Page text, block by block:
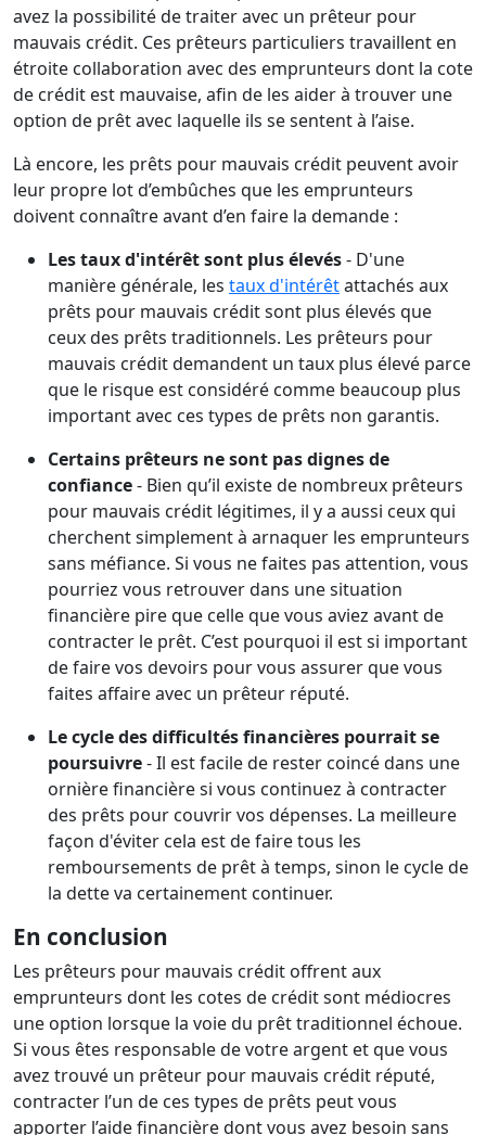
avez la possibilité de traiter avec un prêteur pour
mauvais crédit. Ces prêteurs particuliers travaillent en
étroite collaboration avec des emprunteurs dont la cote
de crédit est mauvaise, afin de les aider à trouver une
option de prêt avec laquelle ils se sentent à l’aise.
Là encore, les prêts pour mauvais crédit peuvent avoir
leur propre lot d’embûches que les emprunteurs
doivent connaître avant d’en faire la demande :
Les taux d'intérêt sont plus élevés- D'une
manière générale, les taux d'intérêtattachés aux
prêts pour mauvais crédit sont plus élevés que
ceux des prêts traditionnels. Les prêteurs pour
mauvais crédit demandent un taux plus élevé parce
que le risque est considéré comme beaucoup plus
important avec ces types de prêts non garantis.
Certains prêteurs ne sont pas dignes de
confiance- Bien qu’il existe de nombreux prêteurs
pour mauvais crédit légitimes, il y a aussi ceux qui
cherchent simplement à arnaquer les emprunteurs
sans méfiance. Si vous ne faites pas attention, vous
pourriez vous retrouver dans une situation
financière pire que celle que vous aviez avant de
contracter le prêt. C’est pourquoi il est si important
de faire vos devoirs pour vous assurer que vous
faites affaire avec un prêteur réputé.
Le cycle des difficultés financières pourrait se
poursuivre- Il est facile de rester coincé dans une
ornière financière si vous continuez à contracter
des prêts pour couvrir vos dépenses. La meilleure
façon d'éviter cela est de faire tous les
remboursements de prêt à temps, sinon le cycle de
la dette va certainement continuer.
En conclusion
Les prêteurs pour mauvais crédit offrent aux
emprunteurs dont les cotes de crédit sont médiocres
une option lorsque la voie du prêt traditionnel échoue.
Si vous êtes responsable de votre argent et que vous
avez trouvé un prêteur pour mauvais crédit réputé,
contracter l’un de ces types de prêts peut vous
apporter l’aide financière dont vous avez besoin sans